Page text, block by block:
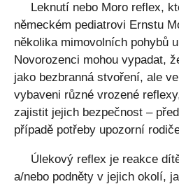
Leknutí nebo Moro reflex,
německém pediatrovi Ernstu
několika mimovolních pohybů
Novorozenci mohou vypadat,
jako bezbranná stvoření, ale
vybaveni různé vrozené
zajistit jejich bezpečnost –
případě potřeby upozorní
Úlekový reflex je reakce
a/nebo podněty v jejich okolí,